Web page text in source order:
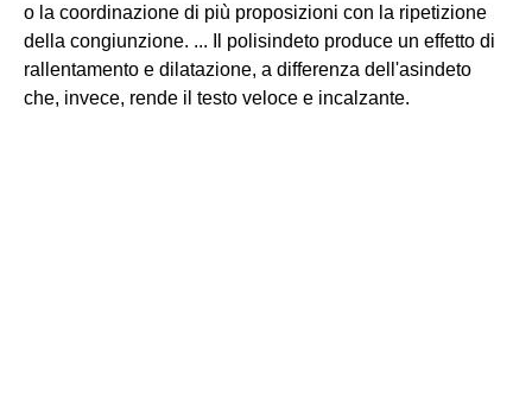
o la coordinazione di più proposizioni con la ripetizione
della congiunzione. ... Il polisindeto produce un effetto di
rallentamento e dilatazione, a differenza dell'asindeto
che, invece, rende il testo veloce e incalzante.